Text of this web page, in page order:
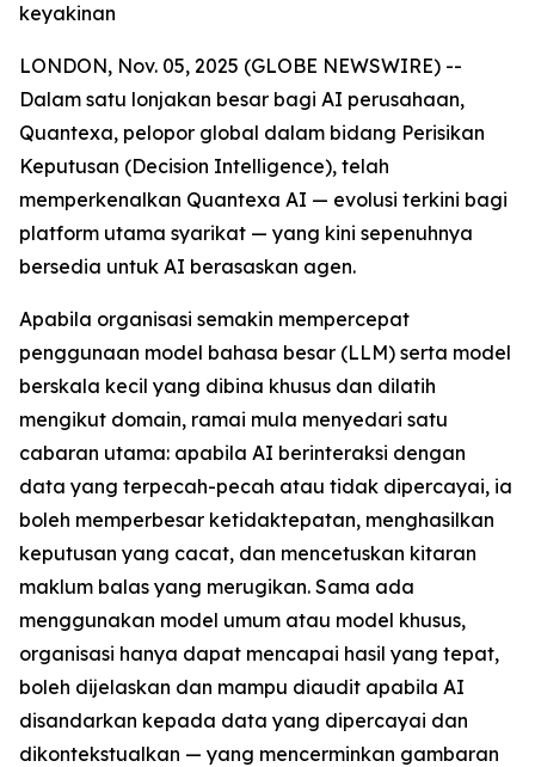
keyakinan
LONDON, Nov. 05, 2025 (GLOBE NEWSWIRE) --
Dalam satu lonjakan besar bagi AI perusahaan,
Quantexa, pelopor global dalam bidang Perisikan
Keputusan (Decision Intelligence), telah
memperkenalkan Quantexa AI — evolusi terkini bagi
platform utama syarikat — yang kini sepenuhnya
bersedia untuk AI berasaskan agen.
Apabila organisasi semakin mempercepat
penggunaan model bahasa besar (LLM) serta model
berskala kecil yang dibina khusus dan dilatih
mengikut domain, ramai mula menyedari satu
cabaran utama: apabila AI berinteraksi dengan
data yang terpecah-pecah atau tidak dipercayai, ia
boleh memperbesar ketidaktepatan, menghasilkan
keputusan yang cacat, dan mencetuskan kitaran
maklum balas yang merugikan. Sama ada
menggunakan model umum atau model khusus,
organisasi hanya dapat mencapai hasil yang tepat,
boleh dijelaskan dan mampu diaudit apabila AI
disandarkan kepada data yang dipercayai dan
dikontekstualkan — yang mencerminkan gambaran